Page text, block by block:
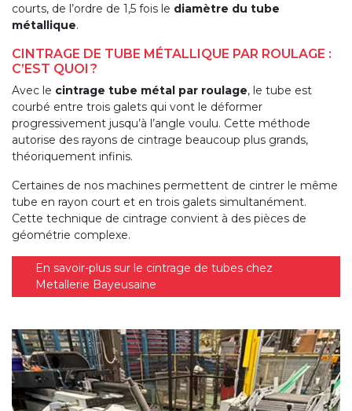
courts, de l’ordre de 1,5 fois le diamètre du tube
métallique.
CINTRAGE DE TUBE MÉTALLIQUE PAR ROULAGE :
C’EST QUOI ?
Avec le cintrage tube métal par roulage, le tube est
courbé entre trois galets qui vont le déformer
progressivement jusqu’à l’angle voulu. Cette méthode
autorise des rayons de cintrage beaucoup plus grands,
théoriquement infinis.
Certaines de nos machines permettent de cintrer le même
tube en rayon court et en trois galets simultanément.
Cette technique de cintrage convient à des pièces de
géométrie complexe.
En savoir-plus sur le cintrage de tubes chez
Metallerie Bayeusaine